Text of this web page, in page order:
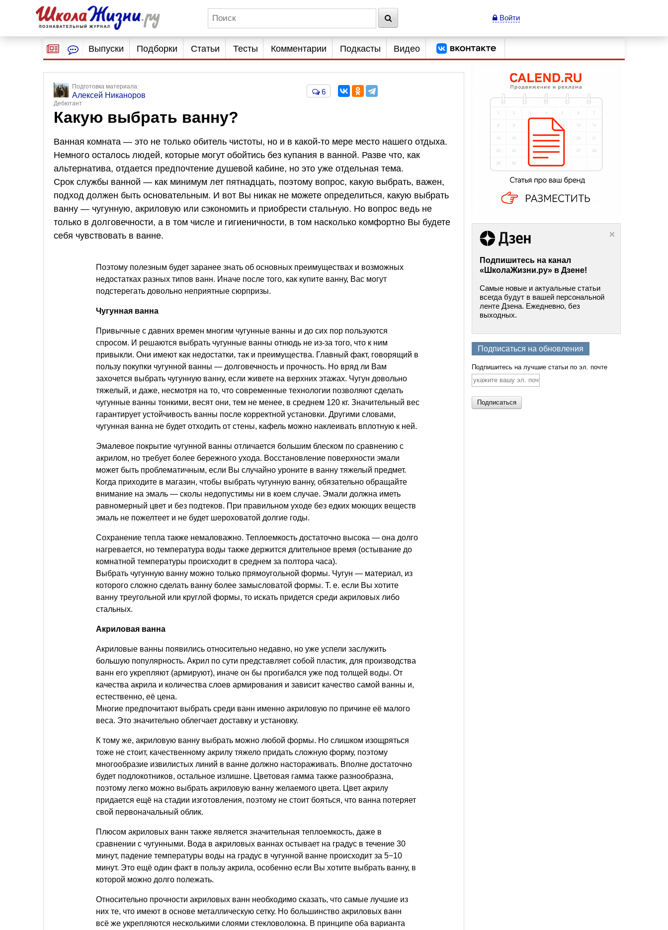
Войти
Выпуски Подборки Статьи Тесты Комментарии Подкасты Видео
Подготовка материала:
Алексей Никаноров
Дебютант
6
Какую выбрать ванну?
Ванная комната — это не только обитель чистоты, но и в какой-то мере место нашего отдыха.
Немного осталось людей, которые могут обойтись без купания в ванной. Разве что, как
альтернатива, отдается предпочтение душевой кабине, но это уже отдельная тема.
Срок службы ванной — как минимум лет пятнадцать, поэтому вопрос, какую выбрать, важен,
подход должен быть основательным. И вот Вы никак не можете определиться, какую выбрать
ванну — чугунную, акриловую или сэкономить и приобрести стальную. Но вопрос ведь не
только в долговечности, а в том числе и гигиеничности, в том насколько комфортно Вы будете
себя чувствовать в ванне.
Поэтому полезным будет заранее знать об основных преимуществах и возможных
недостатках разных типов ванн. Иначе после того, как купите ванну, Вас могут
подстерегать довольно неприятные сюрпризы.
Чугунная ванна
Привычные с давних времен многим чугунные ванны и до сих пор пользуются
спросом. И решаются выбрать чугунные ванны отнюдь не из-за того, что к ним
привыкли. Они имеют как недостатки, так и преимущества. Главный факт, говорящий в
пользу покупки чугунной ванны — долговечность и прочность. Но вряд ли Вам
захочется выбрать чугунную ванну, если живете на верхних этажах. Чугун довольно
тяжелый, и даже, несмотря на то, что современные технологии позволяют сделать
чугунные ванны тонкими, весят они, тем не менее, в среднем 120 кг. Значительный вес
гарантирует устойчивость ванны после корректной установки. Другими словами,
чугунная ванна не будет отходить от стены, кафель можно наклеивать вплотную к ней.
Эмалевое покрытие чугунной ванны отличается большим блеском по сравнению с
акрилом, но требует более бережного ухода. Восстановление поверхности эмали
может быть проблематичным, если Вы случайно уроните в ванну тяжелый предмет.
Когда приходите в магазин, чтобы выбрать чугунную ванну, обязательно обращайте
внимание на эмаль — сколы недопустимы ни в коем случае. Эмали должна иметь
равномерный цвет и без подтеков. При правильном уходе без едких моющих веществ
эмаль не пожелтеет и не будет шероховатой долгие годы.
Сохранение тепла также немаловажно. Теплоемкость достаточно высока — она долго
нагревается, но температура воды также держится длительное время (остывание до
комнатной температуры происходит в среднем за полтора часа).
Выбрать чугунную ванну можно только прямоугольной формы. Чугун — материал, из
которого сложно сделать ванну более замысловатой формы. Т. е. если Вы хотите
ванну треугольной или круглой формы, то искать придется среди акриловых либо
стальных.
Акриловая ванна
Акриловые ванны появились относительно недавно, но уже успели заслужить
большую популярность. Акрил по сути представляет собой пластик, для производства
ванн его укрепляют (армируют), иначе он бы прогибался уже под толщей воды. От
качества акрила и количества слоев армирования и зависит качество самой ванны и,
естественно, её цена.
Многие предпочитают выбрать среди ванн именно акриловую по причине её малого
веса. Это значительно облегчает доставку и установку.
К тому же, акриловую ванну выбрать можно любой формы. Но слишком изощряться
тоже не стоит, качественному акрилу тяжело придать сложную форму, поэтому
многообразие извилистых линий в ванне должно настораживать. Вполне достаточно
будет подлокотников, остальное излишне. Цветовая гамма также разнообразна,
поэтому легко можно выбрать акриловую ванну желаемого цвета. Цвет акрилу
придается ещё на стадии изготовления, поэтому не стоит бояться, что ванна потеряет
свой первоначальный облик.
Плюсом акриловых ванн также является значительная теплоемкость, даже в
сравнении с чугунными. Вода в акриловых ваннах остывает на градус в течение 30
минут, падение температуры воды на градус в чугунной ванне происходит за 5−10
минут. Это ещё один факт в пользу акрила, особенно если Вы хотите выбрать ванну, в
которой можно долго полежать.
Относительно прочности акриловых ванн необходимо сказать, что самые лучшие из
них те, что имеют в основе металлическую сетку. Но большинство акриловых ванн
всё же укрепляются несколькими слоями стекловолокна. В принципе оба варианта
Подпишитесь на канал
«ШколаЖизни.ру» в Дзене!
Самые новые и актуальные статьи
всегда будут в вашей персональной
ленте Дзена. Ежедневно, без
выходных.
Подписаться на обновления
Подпишитесь на лучшие статьи по эл. почте